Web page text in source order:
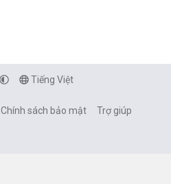
Tiếng Việt
Chính sách bảo mật Trợ giúp